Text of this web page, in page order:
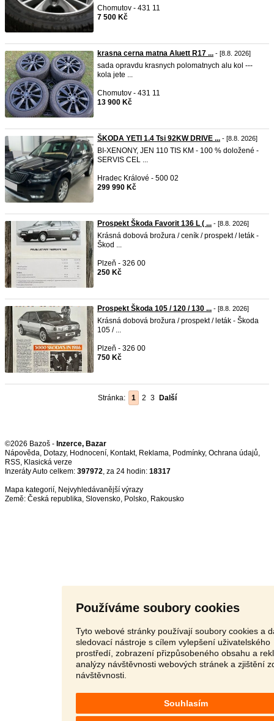
Používáme soubory cookies
Tyto webové stránky používají soubory cookies a
sledovací nástroje s cílem vylepšení uživatelského
prostředí, zobrazení přizpůsobeného obsahu a
analýzy návštěvnosti webových stránek a zjištění
návštěvnosti.
Souhlasím
Chomutov - 431 11
7 500 Kč
krasna cerna matna Aluett R17 ... - [8.8. 2026]
sada opravdu krasnych polomatnych alu kol ---
kola jete ...
Chomutov - 431 11
13 900 Kč
ŠKODA YETI 1.4 Tsi 92KW DRIVE ... - [8.8. 2026]
BI-XENONY, JEN 110 TIS KM - 100 % doložené -
SERVIS CEL ...
Hradec Králové - 500 02
299 990 Kč
Prospekt Škoda Favorit 136 L ( ... - [8.8. 2026]
Krásná dobová brožura / ceník / prospekt / leták -
Škod ...
Plzeň - 326 00
250 Kč
Prospekt Škoda 105 / 120 / 130 ... - [8.8. 2026]
Krásná dobová brožura / prospekt / leták - Škoda
105 / ...
Plzeň - 326 00
750 Kč
Stránka: 1 2 3 Další
©2026 Bazoš - Inzerce, Bazar
Nápověda, Dotazy, Hodnocení, Kontakt, Reklama, Podmínky, Ochrana údajů,
RSS,
Inzeráty Auto celkem: 397972, za 24 hodin: 18317
Mapa kategorií, Nejvyhledávanější výrazy
Země: Česká republika, Slovensko, Polsko, Rakousko